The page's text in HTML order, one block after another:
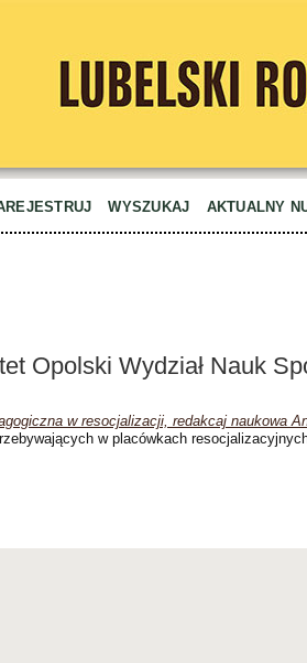
WYSZUKAJ AKTUALNY
Opolski Wydział Nauk
w resocjalizacji, redakcaj naukowa
w placówkach